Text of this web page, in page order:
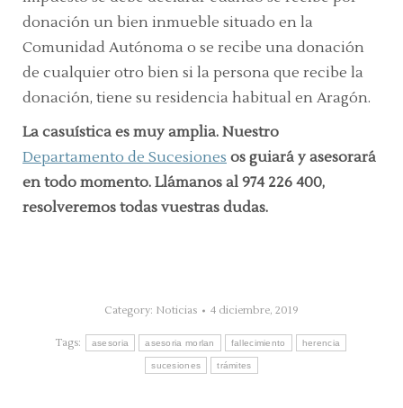
donación un bien inmueble situado en la
Comunidad Autónoma o se recibe una donación
de cualquier otro bien si la persona que recibe la
donación, tiene su residencia habitual en Aragón.
La casuística es muy amplia. Nuestro
Departamento de Sucesiones os guiará y asesorará
en todo momento. Llámanos al 974 226 400,
resolveremos todas vuestras dudas.
Category: Noticias 4 diciembre, 2019
Tags: asesoria asesoria morlan fallecimiento herencia
sucesiones trámites